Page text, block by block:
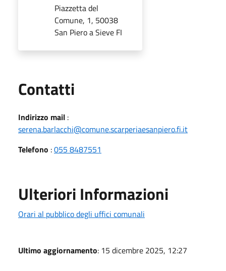
Piazzetta del
Comune, 1, 50038
San Piero a Sieve FI
Contatti
Indirizzo mail :
serena.barlacchi@comune.scarperiaesanpiero.fi.it
Telefono :055 8487551
Ulteriori Informazioni
Orari al pubblico degli uffici comunali
Ultimo aggiornamento: 15 dicembre 2025, 12:27